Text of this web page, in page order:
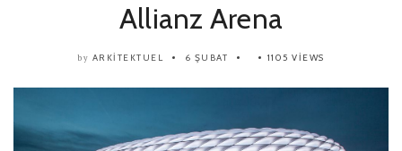
Allianz Arena
by ARKITEKTUEL 6 ŞUBAT 1105 VIEWS